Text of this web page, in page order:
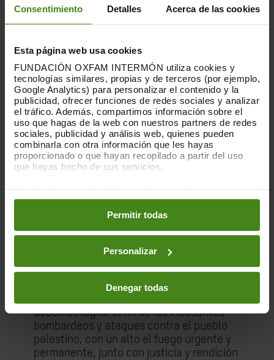
Consentimiento Detalles Acerca de las cookies
Esta página web usa cookies
FUNDACIÓN OXFAM INTERMÓN utiliza cookies y
tecnologías similares, propias y de terceros (por ejemplo,
Google Analytics) para personalizar el contenido y la
publicidad, ofrecer funciones de redes sociales y analizar
el tráfico. Además, compartimos información sobre el
uso que hagas de la web con nuestros partners de redes
sociales, publicidad y análisis web, quienes pueden
combinarla con otra información que les hayas
proporcionado o que hayan recopilado a partir del uso
que hayas hecho de sus servicios.
preferencias accediendo a nuestraPolítica de Cookieso
en los botones facilitados a continuación:
Permitir todas
Personalizar
Denegar todas
obstáculos sobre el terreno, sino que se
adecuada, que permita un
con corredores seguros y respeto por el
derecho internacional humanitario", un
llamamiento que 22 países donantes,
incluyendo España, y la UE hicieron en una
declaración conjunta publicada este
lunes. Esperamos que estos factores
sean prioritarios en el Consejo de Asuntos
Exteriores de la UE que se reúne este
martes 20 para que aborde la necesidad
internacional humanitario”.
“Un convoy de camiones simbólico no
significa ningún progreso; solo un acceso
sostenido y responsable a través de cada
cruce fronterizo pondrá fin a la impunidad
debemos lograr el fin de los incesantes
bombardeos y ataques contra el pueblo
palestino, con un alto el fuego urgente y
permanente, junto con justicia y rendición